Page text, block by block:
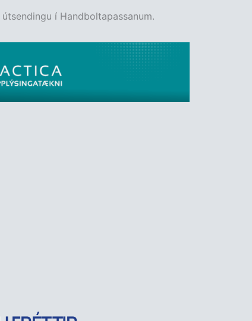
í Handboltapassanum.